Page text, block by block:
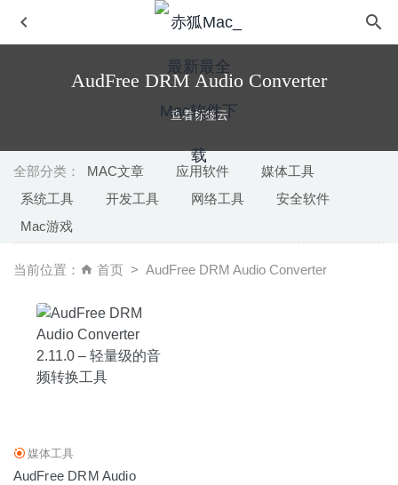
AudFree DRM Audio Converter
查看标签云
全部分类： MAC文章 应用软件
媒体工具
系统工具
开发工具 网络工具
安全软件
Mac游戏
当前位置： 首页 AudFree DRM Audio Converter
媒体工具
AudFree DRM Audio
Simple Recorder Pro 1.9 中文版-小巧易用的菜单栏录音工
具 2020-08-09
Sensei 1.2.16 中文版-性能优化及清理工具
Audirvana 3.5.50 中文版-专业无损音乐播放器